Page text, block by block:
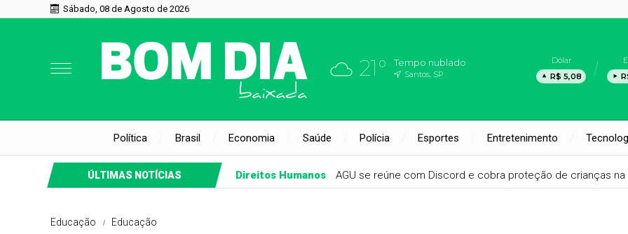
Sábado, 08 de Agosto de 2026
21° Tempo nublado
Santos, SP
Dólar
R$ 5,08
Política Brasil Economia Saúde Polícia Esportes Entretenimento
ÚLTIMAS NOTÍCIAS Direitos Humanos AGU se reúne com Discord e cobra proteção de crianças
Educação Educação